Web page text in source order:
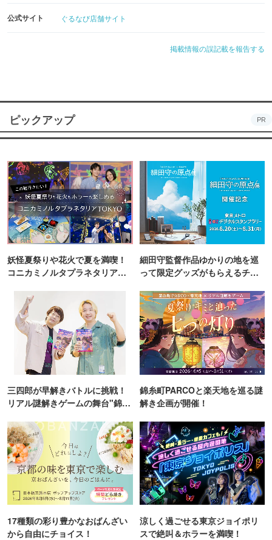
公式サイト ぐるなび店舗サイト
掲載情報の誤記載を報告する
ピックアップ PR
妖怪夏祭りや花火で夏を満喫！
コニカミノルタプラネタリア
細田守監督作品ゆかりの地を巡
って限定グッズがもらえるチャ
三四郎が早解きバトルに挑戦！
リアル謎解きゲームの舞台"錦糸
錦糸町PARCOと楽天地を巡る謎
解き企画が開催！
17種類の彩り豊かなおばんざい
から自由にチョイス！
涼しく過ごせる東京ジョイポリ
スで絶叫＆ホラーを満喫！